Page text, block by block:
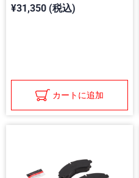
¥31,350 (税込)
カートに追加